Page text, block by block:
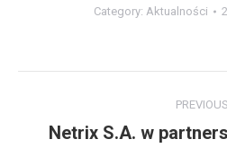
Category: Aktualności
navigation
PREVIOUS
Netrix S.A. w